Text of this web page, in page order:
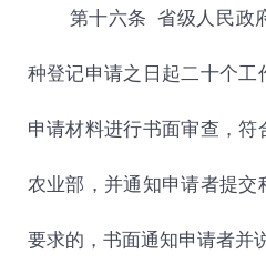
第十六条 省级人民政
种登记申请之日起二十个
申请材料进行书面审查，
农业部，并通知申请者提
要求的，书面通知申请者并